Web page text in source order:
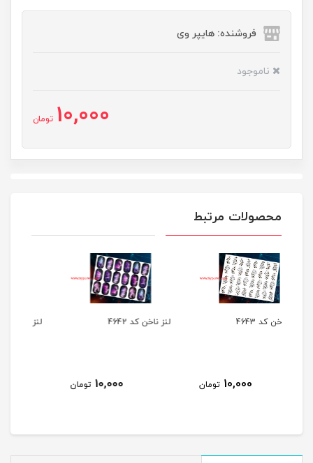
فروشنده: هایپر وی
ناموجود
10,000 تومان
محصولات مرتبط
لنز ناخن کد 4642
10,000
لنز ناخن کد 4640
10,000